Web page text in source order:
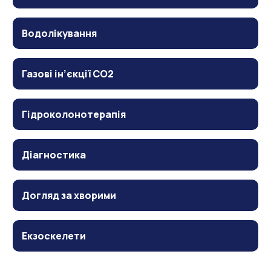
Водолікування
Газові ін’єкції CO2
Гідроколонотерапія
Діагностика
Догляд за хворими
Екзоскелети